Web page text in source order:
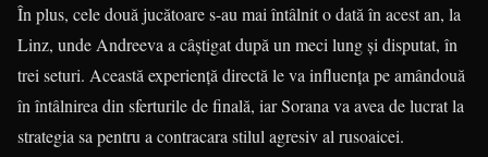
În plus, cele două jucătoare s-au mai întâlnit o dată în acest an, la
Linz, unde Andreeva a câștigat după un meci lung și disputat, în
trei seturi. Această experiență directă le va influența pe amândouă
în întâlnirea din sferturile de finală, iar Sorana va avea de lucrat la
strategia sa pentru a contracara stilul agresiv al rusoaicei.